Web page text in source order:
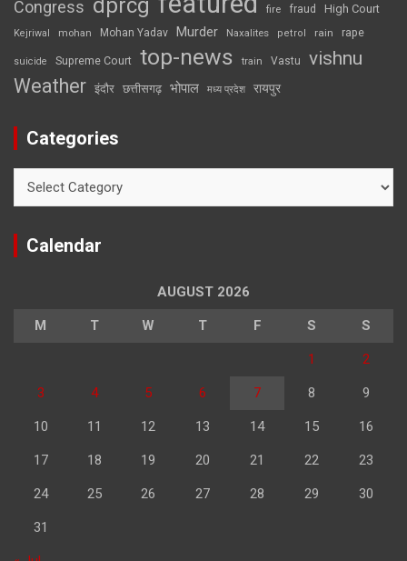
Congress dprcg fire fraud High Court
Kejriwal mohan Mohan Yadav Murder Naxalites petrol rain rape
suicide Supreme Court top-news train Vastu vishnu
Weather इंदौर छत्तीसगढ़ भोपाल मध्य प्रदेश रायपुर
Categories
Calendar
AUGUST 2026
M T W T F S S
1 2
3 4 5 6 7 8 9
10 11 12 13 14 15 16
17 18 19 20 21 22 23
24 25 26 27 28 29 30
31